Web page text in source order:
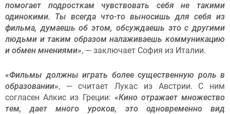
помогает подросткам чувствовать себя не такими
одинокими. Ты всегда что-то выносишь для себя из
фильма, думаешь об этом, обсуждаешь это с другими
людьми и таким образом налаживаешь коммуникацию
и обмен мнениями», — заключает София из Италии.
«Фильмы должны играть более существенную роль в
образовании», — считает Лукас из Австрии. С ним
согласен Алкис из Греции: «Кино отражает множество
тем, дает много уроков, это одновременно вид